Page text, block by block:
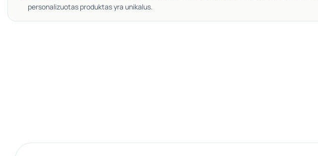
personalizuotas produktas yra unikalus.